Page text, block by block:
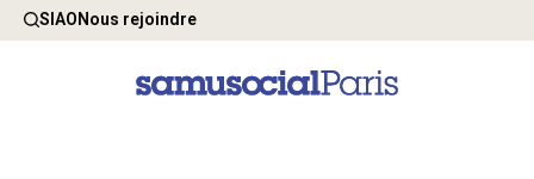
SIAONous rejoindre